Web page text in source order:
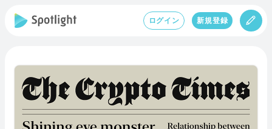
ログイン 新規登録